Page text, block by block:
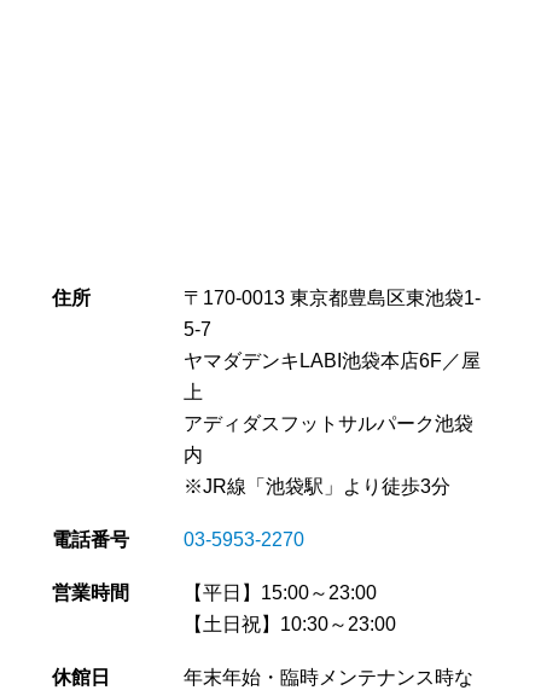
ｸﾗﾌﾞﾄｯﾌﾟﾍﾟｰｼﾞ
住所
〒170-0013 東京都豊島区東池袋1-
5-7
ヤマダデンキLABI池袋本店6F／屋
上
アディダスフットサルパーク池袋
内
※JR線「池袋駅」より徒歩3分
電話番号 03-5953-2270
営業時間
【平日】15:00～23:00
【土日祝】10:30～23:00
休館日
年末年始・臨時メンテナンス時な